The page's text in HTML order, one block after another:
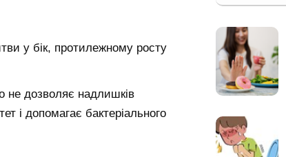
у бік, протилежному росту
не дозволяє надлишків
і допомагає бактеріального